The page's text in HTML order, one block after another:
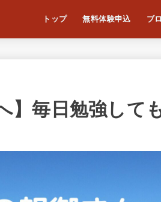
トップ 無料体験申込 ブ
】毎日勉強して